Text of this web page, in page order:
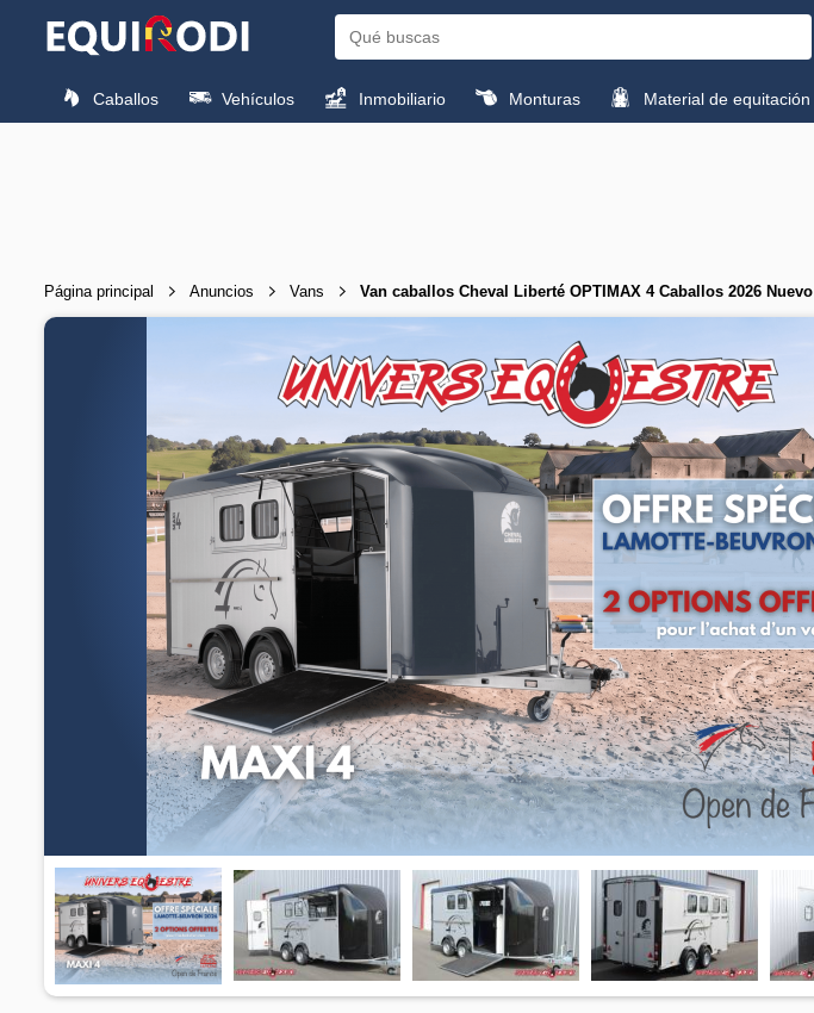
Caballos Vehículos Inmobiliario Monturas Material de equitación
Página principal Anuncios Vans Van caballos Cheval Liberté OPTIMAX 4 Caballos 2026 Nuevo